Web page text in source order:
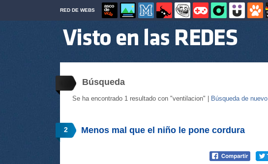
RED DE WEBS
Búsqueda
Se ha encontrado 1 resultado con "ventilacion" | Búsqueda de nuevo
2 Menos mal que el niño le pone cordura